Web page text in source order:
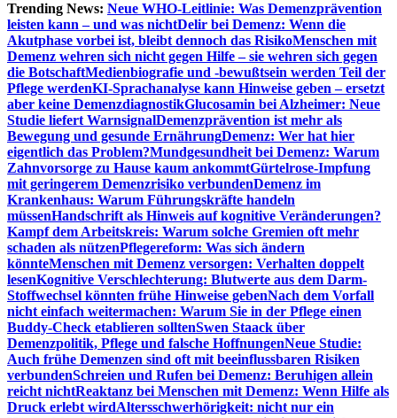
Trending News: Neue WHO-Leitlinie: Was Demenzprävention
leisten kann – und was nichtDelir bei Demenz: Wenn die
Akutphase vorbei ist, bleibt dennoch das RisikoMenschen mit
Demenz wehren sich nicht gegen Hilfe – sie wehren sich gegen
die BotschaftMedienbiografie und -bewußtsein werden Teil der
Pflege werdenKI-Sprachanalyse kann Hinweise geben – ersetzt
aber keine DemenzdiagnostikGlucosamin bei Alzheimer: Neue
Studie liefert WarnsignalDemenzprävention ist mehr als
Bewegung und gesunde ErnährungDemenz: Wer hat hier
eigentlich das Problem?Mundgesundheit bei Demenz: Warum
Zahnvorsorge zu Hause kaum ankommtGürtelrose-Impfung
mit geringerem Demenzrisiko verbundenDemenz im
Krankenhaus: Warum Führungskräfte handeln
müssenHandschrift als Hinweis auf kognitive Veränderungen?
Kampf dem Arbeitskreis: Warum solche Gremien oft mehr
schaden als nützenPflegereform: Was sich ändern
könnteMenschen mit Demenz versorgen: Verhalten doppelt
lesenKognitive Verschlechterung: Blutwerte aus dem Darm-
Stoffwechsel könnten frühe Hinweise gebenNach dem Vorfall
nicht einfach weitermachen: Warum Sie in der Pflege einen
Buddy-Check etablieren solltenSwen Staack über
Demenzpolitik, Pflege und falsche HoffnungenNeue Studie:
Auch frühe Demenzen sind oft mit beeinflussbaren Risiken
verbundenSchreien und Rufen bei Demenz: Beruhigen allein
reicht nichtReaktanz bei Menschen mit Demenz: Wenn Hilfe als
Druck erlebt wirdAltersschwerhörigkeit: nicht nur ein